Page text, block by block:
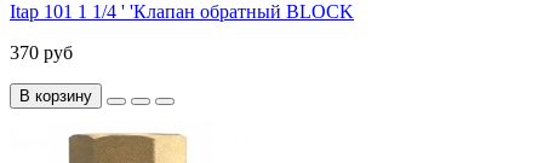
Itap 101 1 1/4 ' 'Клапан обратный BLOCK
370 руб
В корзину